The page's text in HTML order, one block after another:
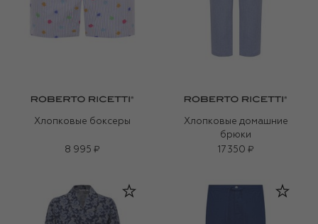
Хлопковые боксеры
8 995 ₽
Хлопковые домашние
брюки
17 350 ₽